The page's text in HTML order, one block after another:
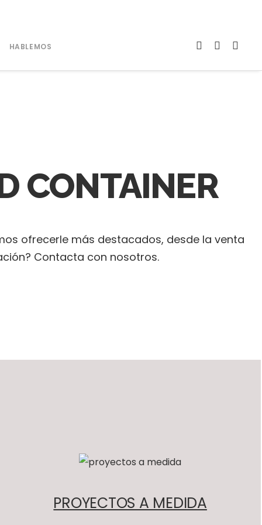
HABLEMOS
CONTAINER
ofrecerle más destacados, desde la venta
Contacta con nosotros.
PROYECTOS A MEDIDA